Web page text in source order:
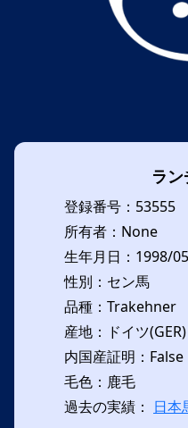
ラ
登録番号：53555
所有者：None
生年月日：1998/
性別：セン馬
品種：Trakehner
産地：ドイツ(GER)
内国産証明：False
毛色：鹿毛
過去の実績： 日本